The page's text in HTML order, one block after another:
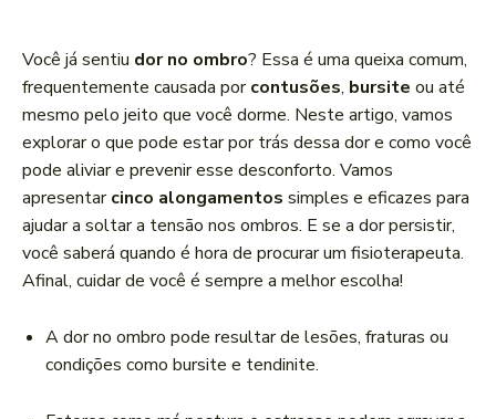
d
o
r
d
e
á
u
d
i
Você já sentiu dor no ombro? Essa é uma queixa comum,
frequentemente causada porcontusões, bursite ou até
mesmo pelo jeito que você dorme. Neste artigo, vamos
explorar o que pode estar por trás dessa dor e como você
pode aliviar e prevenir esse desconforto. Vamos
apresentarcinco alongamentos simples e eficazes para
ajudar a soltar a tensão nos ombros. E se a dor persistir,
você saberá quando é hora de procurar um fisioterapeuta.
Afinal, cuidar de você é sempre a melhor escolha!
A dor no ombro pode resultar de lesões, fraturas ou
condições como bursite e tendinite.